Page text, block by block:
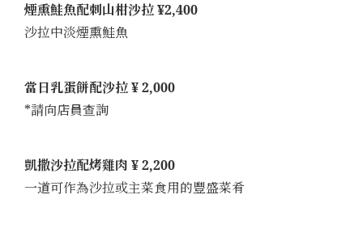
煙熏鮭魚配刺山柑沙拉 ¥2,400
沙拉中淡煙熏鮭魚
當日乳蛋餅配沙拉 ¥ 2,000
*請向店員查詢
凱撒沙拉配烤雞肉 ¥ 2,200
一道可作為沙拉或主菜食用的豐盛菜肴